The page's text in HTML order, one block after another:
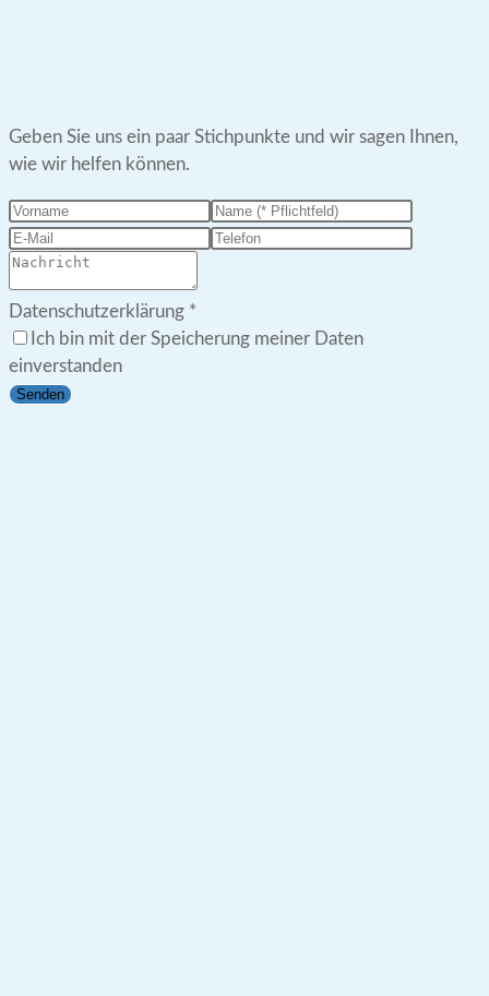
Geben Sie uns ein paar Stichpunkte und wir sagen Ihnen,
wie wir helfen können.
Datenschutzerklärung *
Ich bin mit der Speicherung meiner Daten
einverstanden
Senden